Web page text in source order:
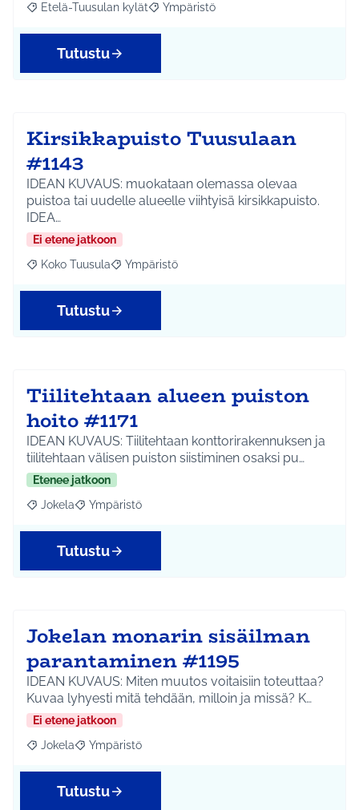
Rajaa tulokset aihepiirin mukaan: Etelä-Tuusulan kylät
Etelä-Tuusulan kylät Rajaa tulokset teeman mukaan:
Ympäristö
Tutustu
Kirsikkapuisto Tuusulaan
#1143
IDEAN KUVAUS: muokataan olemassa olevaa
puistoa tai uudelle alueelle viihtyisä kirsikkapuisto.
IDEA…
Ei etene jatkoon
Rajaa tulokset aihepiirin mukaan: Koko Tuusula
Koko Tuusula Rajaa tulokset teeman mukaan: Ympäristö
Ympäristö
Tutustu
Tiilitehtaan alueen puiston
hoito #1171
IDEAN KUVAUS: Tiilitehtaan konttorirakennuksen ja
tiilitehtaan välisen puiston siistiminen osaksi pu…
Etenee jatkoon
Rajaa tulokset aihepiirin mukaan: Jokela
Jokela Rajaa tulokset teeman mukaan: Ympäristö
Ympäristö
Tutustu
Jokelan monarin sisäilman
parantaminen #1195
IDEAN KUVAUS: Miten muutos voitaisiin toteuttaa?
Kuvaa lyhyesti mitä tehdään, milloin ja missä? K…
Ei etene jatkoon
Rajaa tulokset aihepiirin mukaan: Jokela
Jokela Rajaa tulokset teeman mukaan: Ympäristö
Ympäristö
Tutustu